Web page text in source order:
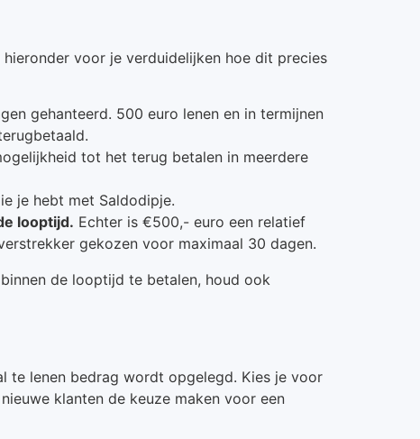
voor je verduidelijken hoe dit precies
gehanteerd. 500 euro lenen en in termijnen
tot het terug betalen in meerdere
je hebt met Saldodipje.
looptijd. Echter is €500,- euro een relatief
gekozen voor maximaal 30 dagen.
de looptijd te betalen, houd ook
te lenen bedrag wordt opgelegd. Kies je voor
klanten de keuze maken voor een